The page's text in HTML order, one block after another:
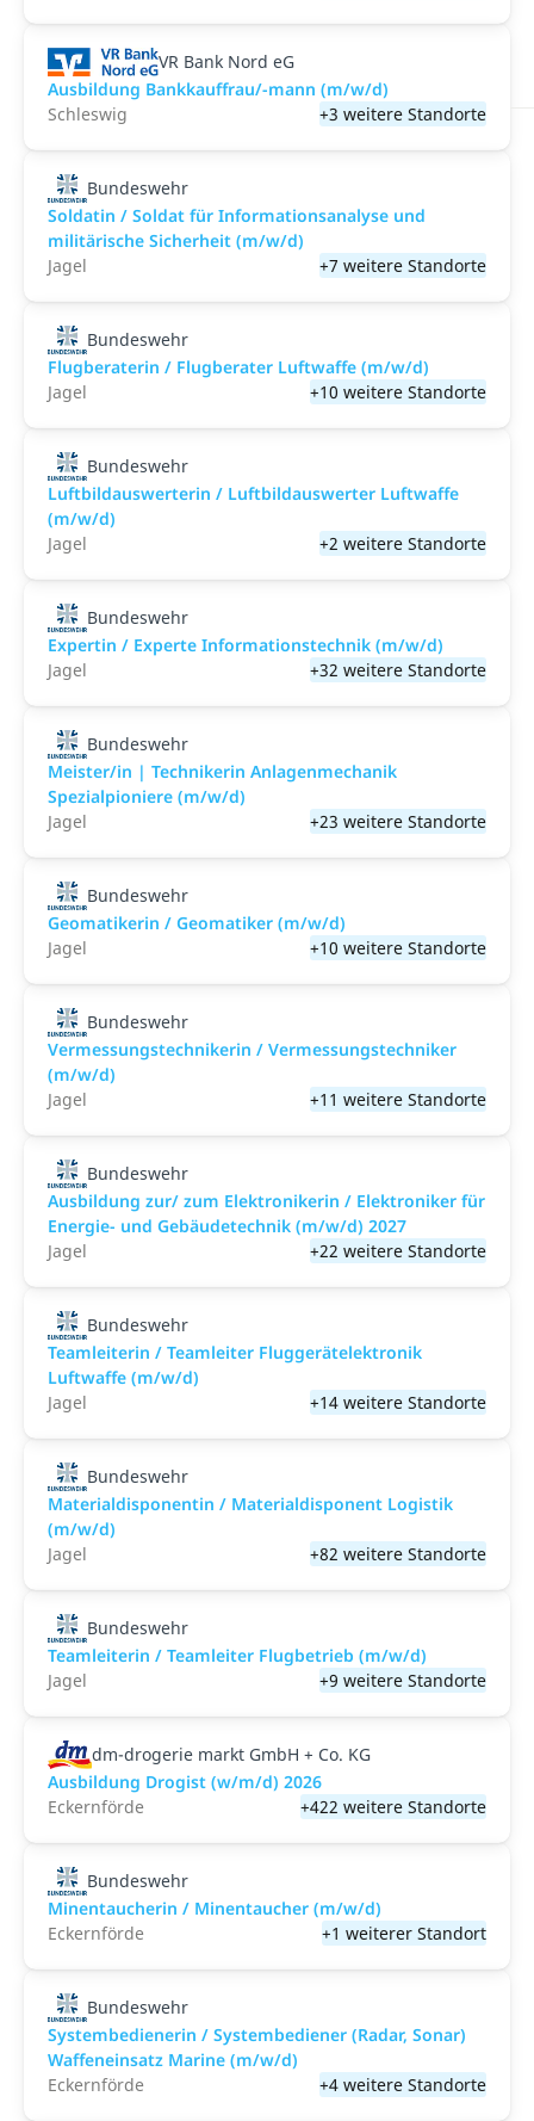
VR Bank Nord eG
Ausbildung Bankkauffrau/-mann (m/w/d)
Schleswig
+3 weitere Standorte
Bundeswehr
Soldatin / Soldat für Informationsanalyse und
militärische Sicherheit (m/w/d)
Jagel
+7 weitere Standorte
Bundeswehr
Flugberaterin / Flugberater Luftwaffe (m/w/d)
Jagel
+10 weitere Standorte
Bundeswehr
Luftbildauswerterin / Luftbildauswerter Luftwaffe
(m/w/d)
Jagel
+2 weitere Standorte
Bundeswehr
Expertin / Experte Informationstechnik (m/w/d)
Jagel
+32 weitere Standorte
Bundeswehr
Meister/in | Technikerin Anlagenmechanik
Spezialpioniere (m/w/d)
Jagel
+23 weitere Standorte
Bundeswehr
Geomatikerin / Geomatiker (m/w/d)
Jagel
+10 weitere Standorte
Bundeswehr
Vermessungstechnikerin / Vermessungstechniker
(m/w/d)
Jagel
+11 weitere Standorte
Bundeswehr
Ausbildung zur/ zum Elektronikerin / Elektroniker für
Energie- und Gebäudetechnik (m/w/d) 2027
Jagel
+22 weitere Standorte
Bundeswehr
Teamleiterin / Teamleiter Fluggerätelektronik
Luftwaffe (m/w/d)
Jagel
+14 weitere Standorte
Bundeswehr
Materialdisponentin / Materialdisponent Logistik
(m/w/d)
Jagel
+82 weitere Standorte
Bundeswehr
Teamleiterin / Teamleiter Flugbetrieb (m/w/d)
Jagel
+9 weitere Standorte
dm-drogerie markt GmbH + Co. KG
Ausbildung Drogist (w/m/d) 2026
Eckernförde
+422 weitere Standorte
Bundeswehr
Minentaucherin / Minentaucher (m/w/d)
Eckernförde
+1 weiterer Standort
Bundeswehr
Systembedienerin / Systembediener (Radar, Sonar)
Waffeneinsatz Marine (m/w/d)
Eckernförde
+4 weitere Standorte